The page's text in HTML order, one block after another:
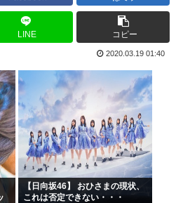
メンについて勘違いしていること...
作ってる??
走りながら乾杯してた」
？安倍晋三以外で
蒸れしててエッチなぷりきゅあ...
念式典に参列して被爆体験者と面...
LINE コピー
2020.03.19 01:40
【日向坂46】 おひさまの現状、
これは否定できない・・・